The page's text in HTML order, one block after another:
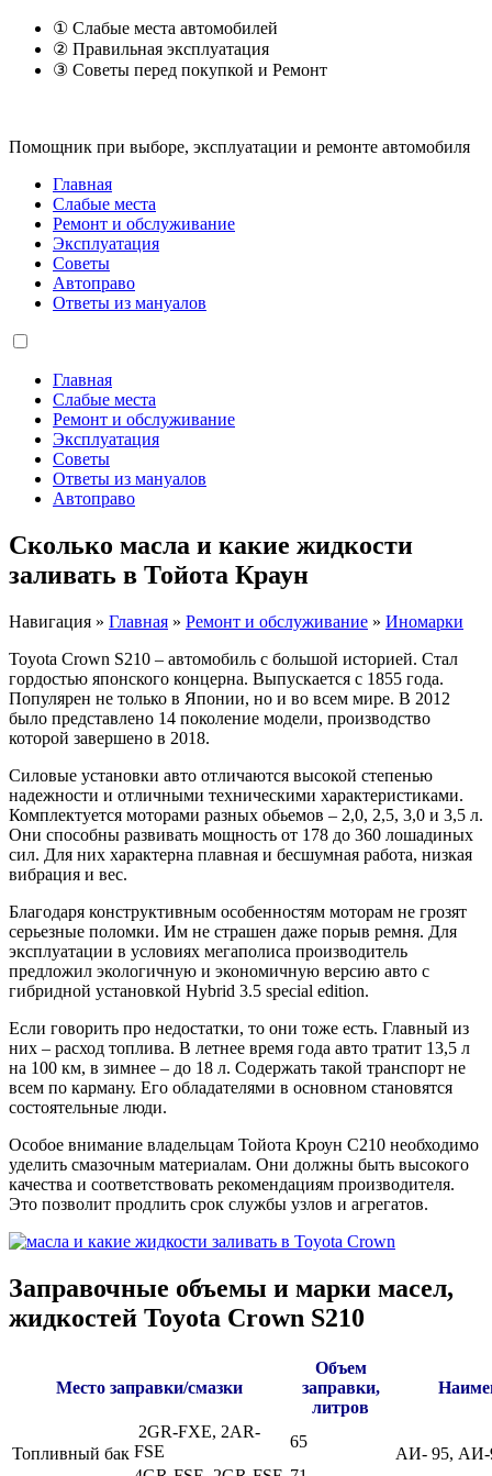
① Слабые места автомобилей
② Правильная эксплуатация
③ Советы перед покупкой и Ремонт
Помощник при выборе, эксплуатации и ремонте автомобиля
Главная
Слабые места
Ремонт и обслуживание
Эксплуатация
Советы
Автоправо
Ответы из мануалов
Главная
Слабые места
Ремонт и обслуживание
Эксплуатация
Советы
Ответы из мануалов
Автоправо
Сколько масла и какие жидкости
заливать в Тойота Краун
Навигация » Главная » Ремонт и обслуживание » Иномарки
Toyota Crown S210 – автомобиль с большой историей. Стал
гордостью японского концерна. Выпускается с 1855 года.
Популярен не только в Японии, но и во всем мире. В 2012
было представлено 14 поколение модели, производство
которой завершено в 2018.
Силовые установки авто отличаются высокой степенью
надежности и отличными техническими характеристиками.
Комплектуется моторами разных обьемов – 2,0, 2,5, 3,0 и 3,5 л.
Они способны развивать мощность от 178 до 360 лошадиных
сил. Для них характерна плавная и бесшумная работа, низкая
вибрация и вес.
Благодаря конструктивным особенностям моторам не грозят
серьезные поломки. Им не страшен даже порыв ремня. Для
эксплуатации в условиях мегаполиса производитель
предложил экологичную и экономичную версию авто с
гибридной установкой Hybrid 3.5 special edition.
Если говорить про недостатки, то они тоже есть. Главный из
них – расход топлива. В летнее время года авто тратит 13,5 л
на 100 км, в зимнее – до 18 л. Содержать такой транспорт не
всем по карману. Его обладателями в основном становятся
состоятельные люди.
Особое внимание владельцам Тойота Кроун С210 необходимо
уделить смазочным материалам. Они должны быть высокого
качества и соответствовать рекомендациям производителя.
Это позволит продлить срок службы узлов и агрегатов.
Заправочные объемы и марки масел,
жидкостей Toyota Crown S210
Место заправки/смазки
Объем
заправки,
литров
Топливный бак
2GR-FXE, 2AR-
FSE
65
АИ- 95, АИ-